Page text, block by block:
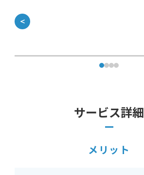
＜
サービス詳細
メリット